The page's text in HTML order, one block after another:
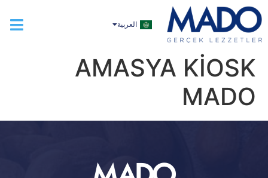
العربية
ENGLISH
AMASYA KİOSK
MADO